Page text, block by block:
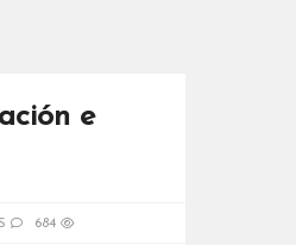
e
684